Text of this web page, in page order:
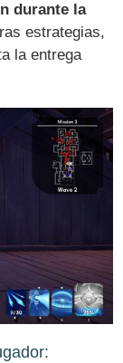
durante la
estrategias,
la entrega